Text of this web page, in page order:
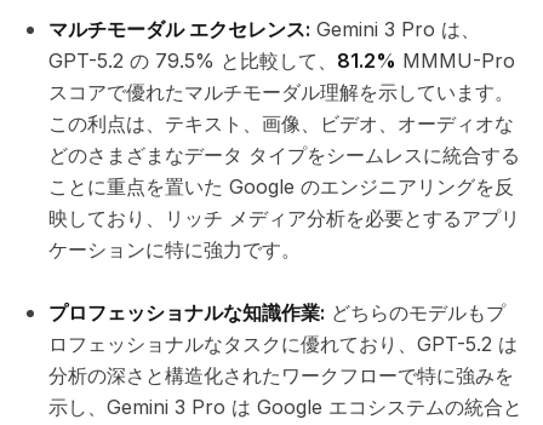
マルチモーダル エクセレンス: Gemini 3 Pro は、
GPT-5.2 の 79.5% と比較して、 81.2% MMMU-Pro
スコアで優れたマルチモーダル理解を示しています。
この利点は、テキスト、画像、ビデオ、オーディオな
どのさまざまなデータ タイプをシームレスに統合する
ことに重点を置いた Google のエンジニアリングを反
映しており、リッチ メディア分析を必要とするアプリ
ケーションに特に強力です。
プロフェッショナルな知識作業: どちらのモデルもプ
ロフェッショナルなタスクに優れており、GPT-5.2 は
分析の深さと構造化されたワークフローで特に強みを
示し、Gemini 3 Pro は Google エコシステムの統合と